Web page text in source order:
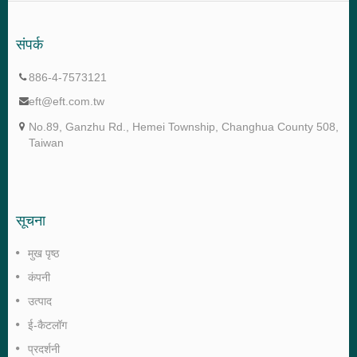
संपर्क
886-4-7573121
eft@eft.com.tw
No.89, Ganzhu Rd., Hemei Township, Changhua County 508,
Taiwan
सूचना
मुख पृष्ठ
कंपनी
उत्पाद
ई-कैटलॉग
प्रदर्शनी